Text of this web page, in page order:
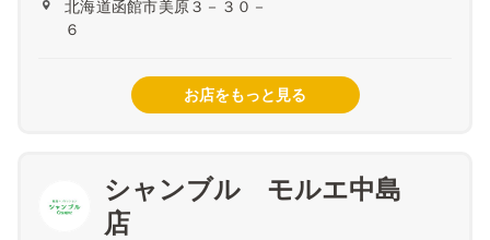
北海道函館市美原３－３０－
６
お店をもっと見る
シャンブル モルエ中島